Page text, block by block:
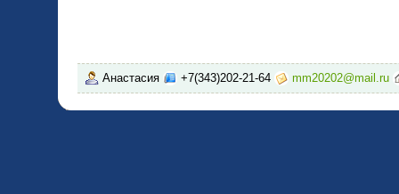
Анастасия +7(343)202-21-64 mm20202@mail.ru